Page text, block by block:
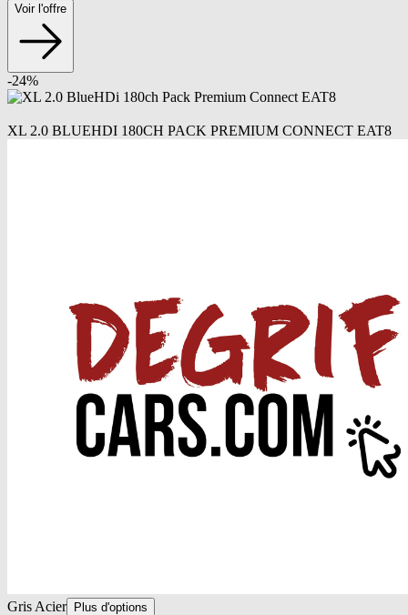
Voir l'offre
-24%
XL 2.0 BLUEHDI 180CH PACK PREMIUM CONNECT EAT8
Gris Acier Plus d'options